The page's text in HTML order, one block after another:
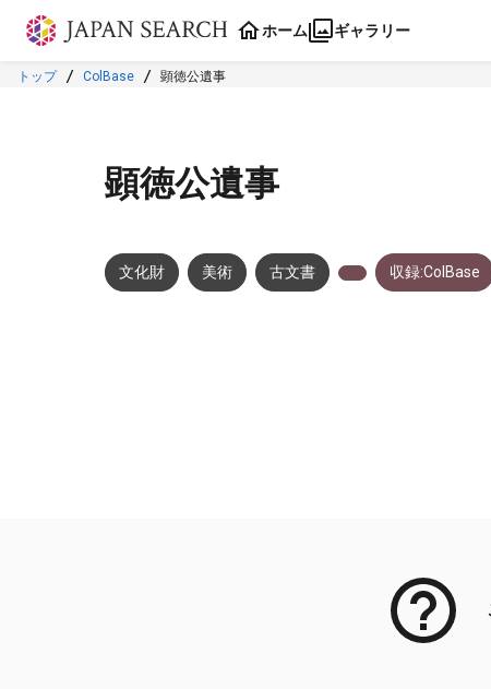
本文に飛ぶ
ホーム ギャラリー
トップ ColBase 顕徳公遺事
顕徳公遺事
文化財 美術 古文書 収録:ColBase